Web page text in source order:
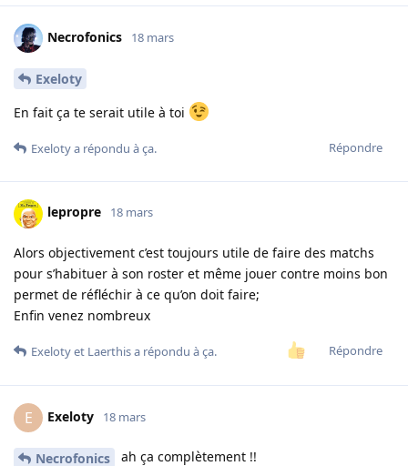
Necrofonics 18 mars
Exeloty
En fait ça te serait utile à toi
Répondre
Exelotya répondu à ça.
lepropre 18 mars
Alors objectivement c’est toujours utile de faire des matchs
pour s’habituer à son roster et même jouer contre moins bon
permet de réfléchir à ce qu’on doit faire;
Enfin venez nombreux
Répondre
Exelotyet Laerthisa répondu à ça.
E Exeloty 18 mars
Necrofonics ah ça complètement !!